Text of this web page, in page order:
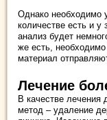
Однако необходимо
количестве есть и у
анализ будет
же есть,
материал
Лечение
В качестве лечения
метод ‒ удаление